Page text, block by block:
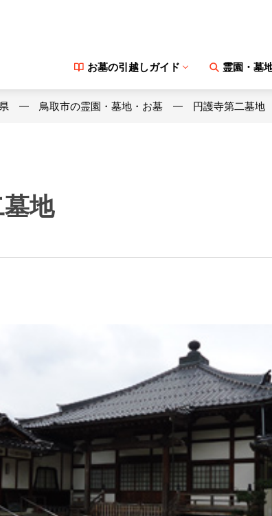
お墓の引越しガイド 霊園・墓
鳥取市の霊園・墓地・お墓 円護寺第二墓地
地